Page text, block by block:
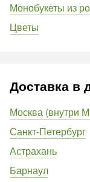
Монобукеты из
Цветы
Доставка в
Москва (внутри
Санкт-Петербург
Астрахань
Барнаул